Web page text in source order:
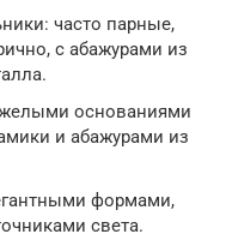
часто парные,
с абажурами из
основаниями
и абажурами из
формами,
света.